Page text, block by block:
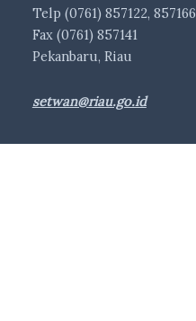
Telp (0761) 857122, 857166
Fax (0761) 857141
Pekanbaru, Riau
setwan@riau.go.id